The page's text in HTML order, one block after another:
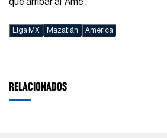
Liga MX Mazatlán América
RELACIONADOS